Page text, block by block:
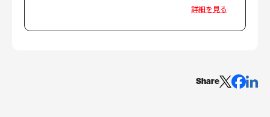
詳細を見る
Share